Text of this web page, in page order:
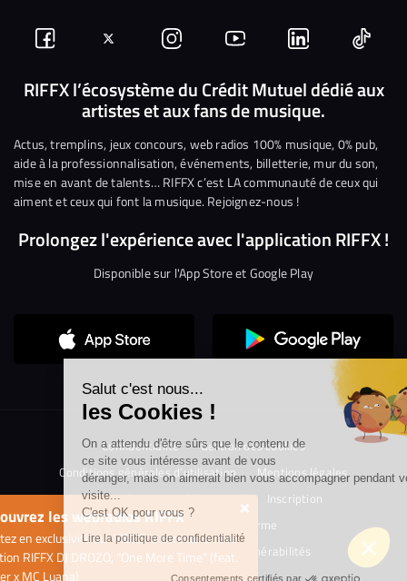
Continuer sans accepter
Salut c'est nous...
les Cookies !
On a attendu d'être sûrs que le contenu de
ce site vous intéresse avant de vous
déranger, mais on aimerait bien vous accompagner pendant votre
visite...
C'est OK pour vous ?
Lire la politique de confidentialité
Consentements certifiés par
Suivez-
nous
Facebook
Suivez-
nous
sur
Twitter
Nous
rejoindre
sur
Instagram
Nous
rejoindre
sur
YouTube
Nous
rejoindre
sur
Linkedin
Nous
RIFFX l’écosystème du Crédit Mutuel dédié aux
artistes et aux fans de musique.
Actus, tremplins, jeux concours, web radios 100% musique, 0% pub,
aide à la professionnalisation, événements, billetterie, mur du son,
mise en avant de talents… RIFFX c’est LA communauté de ceux qui
aiment et ceux qui font la musique. Rejoignez-nous !
Prolongez l'expérience avec l'application RIFFX !
Disponible sur l'App Store et Google Play
Confidentialité
Gestion des cookies
Conditions générales d’utilisation
Mentions légales
Aide en ligne
Crédit Mutuel
Inscription
Accessibilité : non conforme
Politique de divulgation de vulnérabilités
×
les webradios RIFFX
en exclusivité sur VIBES le titre de la révé
RIFFX DJ DROZO, "One More Time" (feat.
x MC Luana)